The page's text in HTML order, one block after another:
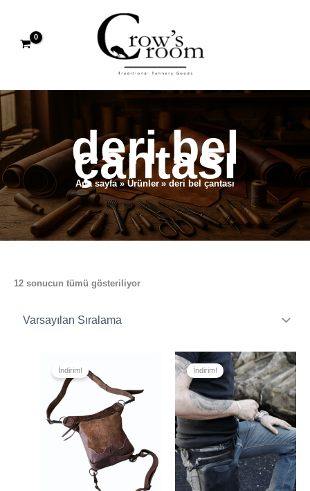
deri bel
çantası
Ana sayfa Ürünler deri bel çantası
12 sonucun tümü gösteriliyor
İndirim! İndirim!
Orijinal
fiyat:
₺3.190,00.
Şu
andaki
fiyat:
₺2.590,00.